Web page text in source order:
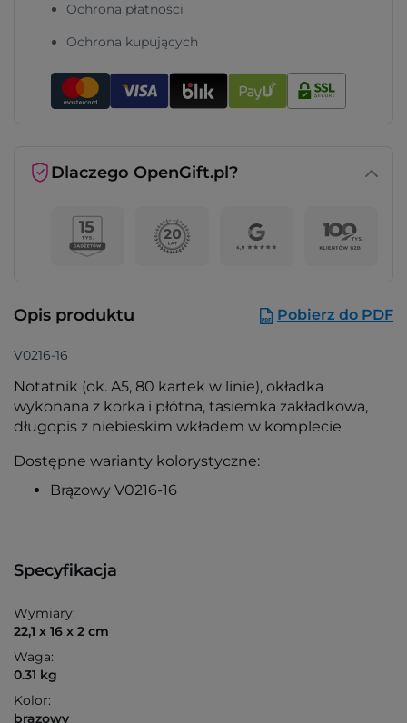
Ochrona płatności
Ochrona kupujących
Dlaczego OpenGift.pl?
Opis produktu Pobierz do PDF
V0216-16
Notatnik (ok. A5, 80 kartek w linie), okładka
wykonana z korka i płótna, tasiemka zakładkowa,
długopis z niebieskim wkładem w komplecie
Dostępne warianty kolorystyczne:
Brązowy V0216-16
Specyfikacja
Wymiary:
22,1 x 16 x 2 cm
Waga:
0.31 kg
Kolor:
brązowy